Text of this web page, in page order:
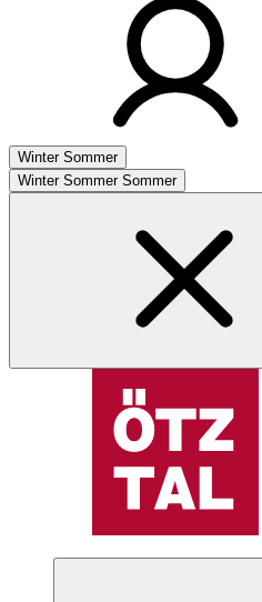
Winter Sommer
Winter Sommer Sommer